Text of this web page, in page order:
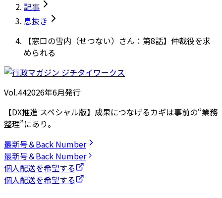
記事
息抜き
【窓口の雪内（せつない）さん：第8話】仲裁役を求
められる
Vol.442026年6月発行
【DX推進 スペシャル版】成果につなげるカギは事前の“業務
整理”にあり。
最新号＆Back Number
最新号＆Back Number
個人配送を希望する
個人配送を希望する